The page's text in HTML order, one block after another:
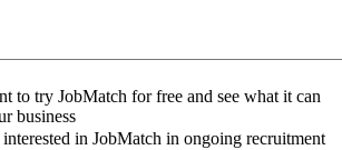
to try JobMatch for free and see what it can
business
in JobMatch in ongoing recruitment